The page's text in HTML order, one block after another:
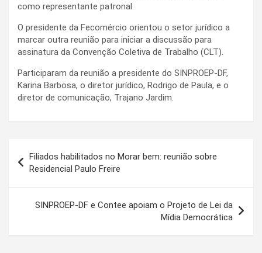
como representante patronal.
O presidente da Fecomércio orientou o setor jurídico a
marcar outra reunião para iniciar a discussão para
assinatura da Convenção Coletiva de Trabalho (CLT).
Participaram da reunião a presidente do SINPROEP-DF,
Karina Barbosa, o diretor jurídico, Rodrigo de Paula, e o
diretor de comunicação, Trajano Jardim.
de
Post
Filiados habilitados no Morar bem: reunião sobre
Residencial Paulo Freire
SINPROEP-DF e Contee apoiam o Projeto de Lei da
Mídia Democrática